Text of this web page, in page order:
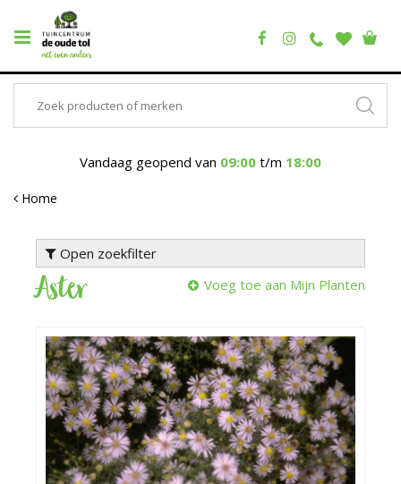
Vandaag geopend van 09:00 t/m 18:00
Home
Open zoekfilter
Aster Voeg toe aan Mijn Planten